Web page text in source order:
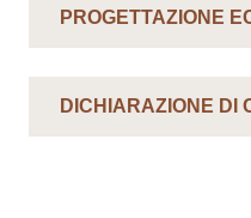
PROGETTAZIONE
DICHIARAZIONE DI